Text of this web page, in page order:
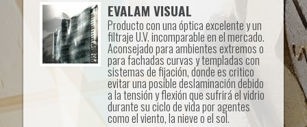
EVALAM VISUAL
Producto con una óptica excelente y un
filtraje U.V. incomparable en el mercado.
Aconsejado para ambientes extremos o
para fachadas curvas y templadas con
sistemas de fijación, donde es critico
evitar una posible deslaminación debido
a la tensión y flexión que sufrirá el vidrio
durante su ciclo de vida por agentes
como el viento, la nieve o el sol.